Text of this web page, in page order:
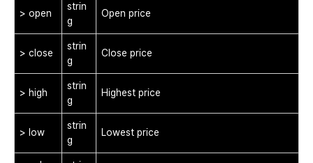
> open
strin
g
Open price
> close
strin
g
Close price
> high
strin
g
Highest price
> low
strin
g
Lowest price